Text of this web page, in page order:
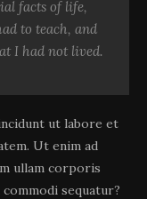
facts of life,
to teach, and
I had not lived.
ut labore et
Ut enim ad
ullam corporis
sequatur?